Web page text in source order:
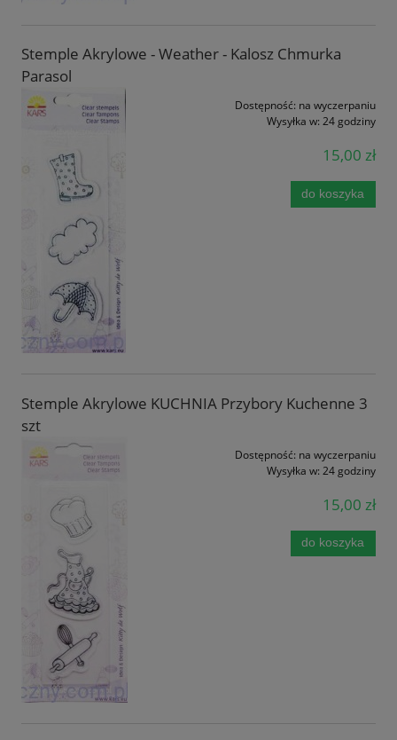
Stemple Akrylowe - Weather - Kalosz Chmurka
Parasol
Dostępność: na wyczerpaniu
Wysyłka w: 24 godziny
15,00 zł
do koszyka
Stemple Akrylowe KUCHNIA Przybory Kuchenne 3
szt
Dostępność: na wyczerpaniu
Wysyłka w: 24 godziny
15,00 zł
do koszyka